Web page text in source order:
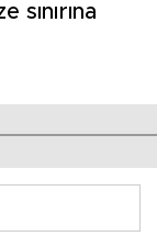
sınırına